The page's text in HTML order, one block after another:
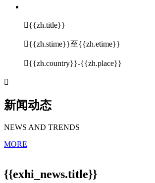
{{zh.title}}
{{zh.stime}}至{{zh.etime}}
{{zh.country}}-{{zh.place}}

新闻动态
NEWS AND TRENDS
MORE
{{exhi_news.title}}